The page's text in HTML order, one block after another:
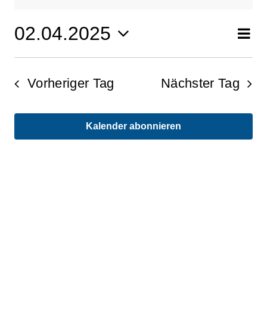
Februar
2025
Suche
Tag
02.04.2025
Datum
wählen.
Vorheriger Tag Nächster Tag
Kalender abonnieren